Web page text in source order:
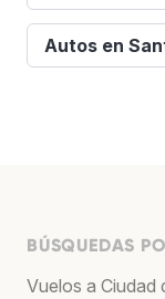
Autos en
BÚSQUEDAS
Vuelos a Ciudad